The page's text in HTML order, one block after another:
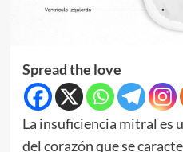
Spread the love
La insuficiencia mitral es
del corazón que se